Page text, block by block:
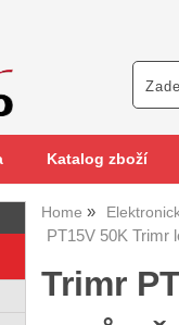
Katalog zboží
Home
PT15V 50K Trimr
Trimr